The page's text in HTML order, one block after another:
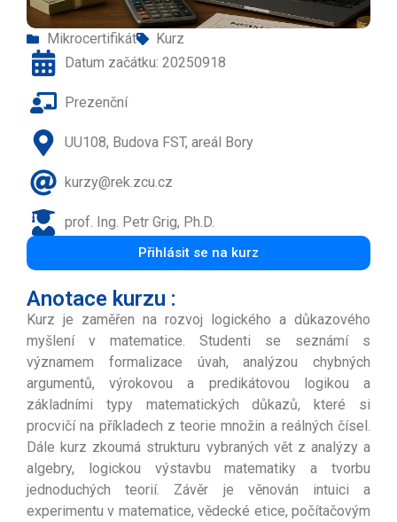
Mikrocertifikát
Kurz
Datum začátku: 20250918
Prezenční
UU108, Budova FST, areál Bory
kurzy@rek.zcu.cz
prof. Ing. Petr Grig, Ph.D.
Přihlásit se na kurz
Anotace kurzu :
Kurz je zaměřen na rozvoj logického a důkazového
myšlení v matematice. Studenti se seznámí s
významem formalizace úvah, analýzou chybných
argumentů, výrokovou a predikátovou logikou a
základními typy matematických důkazů, které si
procvičí na příkladech z teorie množin a reálných čísel.
Dále kurz zkoumá strukturu vybraných vět z analýzy a
algebry, logickou výstavbu matematiky a tvorbu
jednoduchých teorií. Závěr je věnován intuici a
experimentu v matematice, vědecké etice, počítačovým